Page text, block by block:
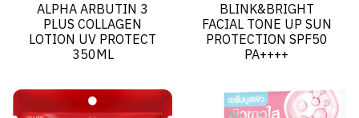
ALPHA ARBUTIN 3
PLUS COLLAGEN
LOTION UV PROTECT
350ML
BLINK&BRIGHT
FACIAL TONE UP SUN
PROTECTION SPF50
PA++++